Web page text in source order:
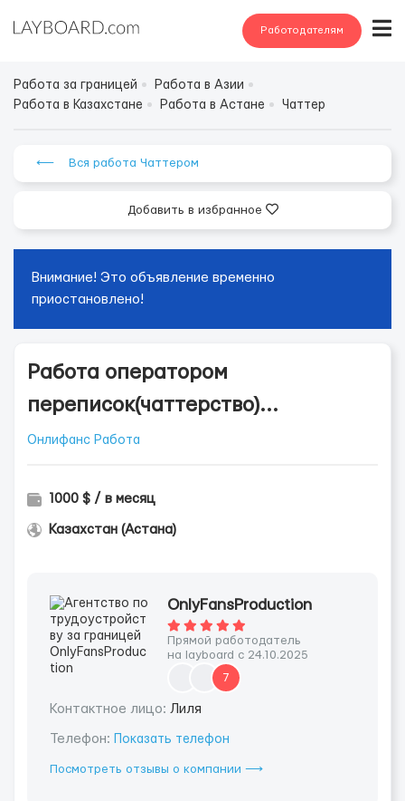
Работодателям
Работа за границей
Работа в Азии
Работа в Казахстане
Работа в Астане Чаттер
⟵ Вся работа Чаттером
Добавить в избранное
Внимание! Это объявление временно
приостановлено!
Работа оператором
переписок(чаттерство)...
Онлифанс Работа
1000 $ / в месяц
Казахстан (Астана)
OnlyFansProduction
Прямой работодатель
на layboard с 24.10.2025
7
Контактное лицо: Лиля
Телефон: Показать телефон
Посмотреть отзывы о компании ⟶